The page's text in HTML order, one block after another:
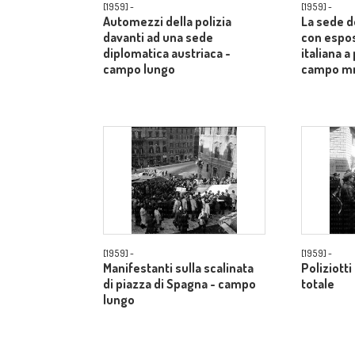
[1959] -
Automezzi della polizia
davanti ad una sede
diplomatica austriaca -
campo lungo
[1959] -
La sede
con
italiana a
campo
[1959] -
Manifestanti sulla scalinata
di piazza di Spagna - campo
lungo
[1959] -
Poliziotti
totale